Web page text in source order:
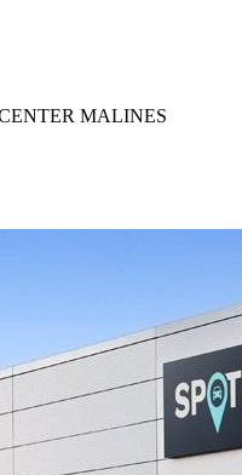
MALINES